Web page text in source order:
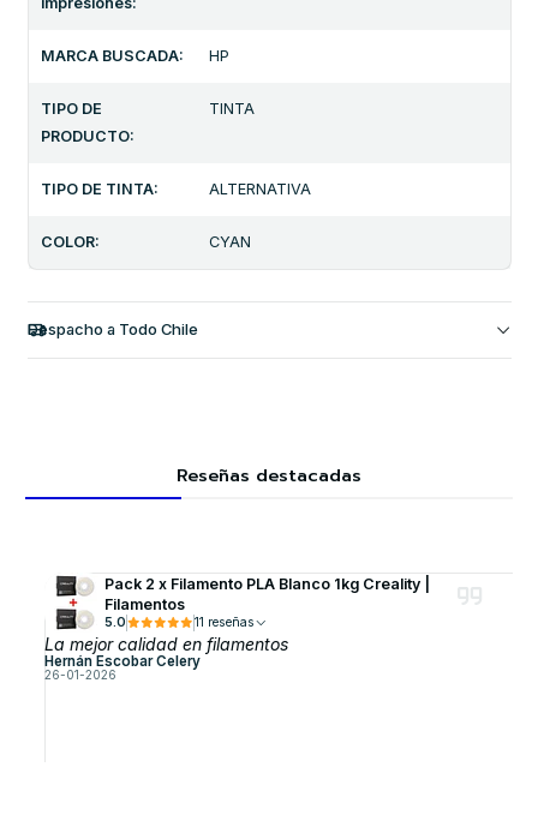
MARCA BUSCADA: HP
TIPO DE
PRODUCTO:
TINTA
TIPO DE TINTA: ALTERNATIVA
COLOR: CYAN
Despacho a Todo Chile
Reseñas destacadas
Pack 2 x Filamento PLA Blanco 1kg Creality |
Filamentos
5.0 11 reseñas
La mejor calidad en filamentos
Hernán Escobar Celery
26-01-2026